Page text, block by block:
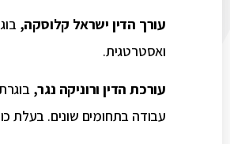
עורך הדין ישראל קלוסקה,
ואסטרטגית.
עורכת הדין ורוניקה נגר,
עבודה בתחומים שונים. בעלת